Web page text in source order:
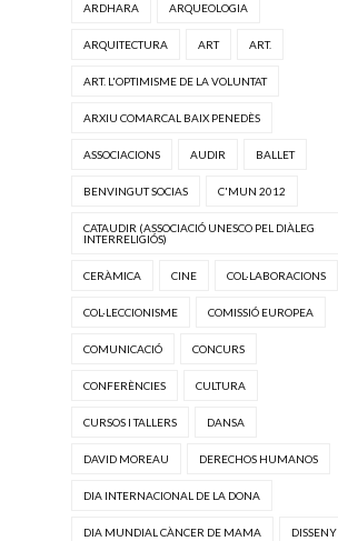
ARDHARA ARQUEOLOGIA
ARQUITECTURA ART ART.
ART. L'OPTIMISME DE LA VOLUNTAT
ARXIU COMARCAL BAIX PENEDÈS
ASSOCIACIONS AUDIR BALLET
BENVINGUT SOCIAS C'MUN 2012
CATAUDIR (ASSOCIACIÓ UNESCO PEL DIÀLEG
INTERRELIGIÓS)
CERÀMICA CINE COL·LABORACIONS
COL·LECCIONISME COMISSIÓ EUROPEA
COMUNICACIÓ CONCURS
CONFERÈNCIES CULTURA
CURSOS I TALLERS DANSA
DAVID MOREAU DERECHOS HUMANOS
DIA INTERNACIONAL DE LA DONA
DIA MUNDIAL CÀNCER DE MAMA DISSENY